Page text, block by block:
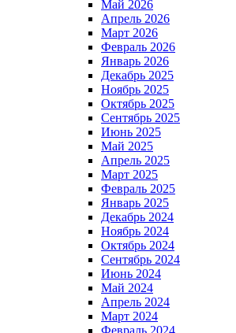
Май 2026
Апрель 2026
Март 2026
Февраль 2026
Январь 2026
Декабрь 2025
Ноябрь 2025
Октябрь 2025
Сентябрь 2025
Июнь 2025
Май 2025
Апрель 2025
Март 2025
Февраль 2025
Январь 2025
Декабрь 2024
Ноябрь 2024
Октябрь 2024
Сентябрь 2024
Июнь 2024
Май 2024
Апрель 2024
Март 2024
Февраль 2024